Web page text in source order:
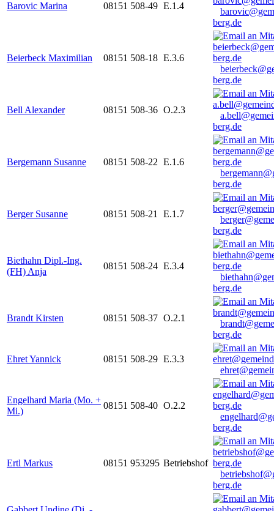
Barovic Marina 08151 508-49 E.1.4
berg.de
Beierbeck Maximilian 08151 508-18 E.3.6
berg.de
Bell Alexander 08151 508-36 O.2.3
berg.de
Bergemann Susanne 08151 508-22 E.1.6
berg.de
Berger Susanne 08151 508-21 E.1.7
berg.de
Biethahn Dipl.-Ing.
(FH) Anja
08151 508-24 E.3.4
berg.de
Brandt Kirsten 08151 508-37 O.2.1
berg.de
Ehret Yannick 08151 508-29 E.3.3
Engelhard Maria (Mo. +
Mi.)
08151 508-40 O.2.2
berg.de
Ertl Markus 08151 953295 Betriebshof
berg.de